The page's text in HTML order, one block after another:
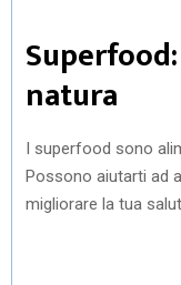
natura
I superfood sono
Possono aiutarti ad
migliorare la tua